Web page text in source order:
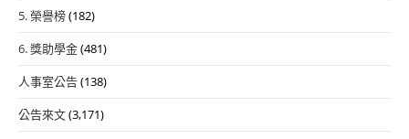
5. 榮譽榜(182)
6. 獎助學金(481)
人事室公告(138)
公告來文(3,171)